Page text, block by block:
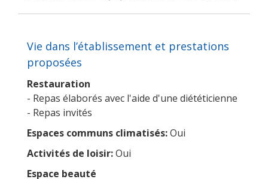
Vie dans l’établissement et prestations
proposées
Restauration
- Repas élaborés avec l'aide d'une diététicienne
- Repas invités
Espaces communs climatisés:Oui
Activités de loisir:Oui
Espace beauté